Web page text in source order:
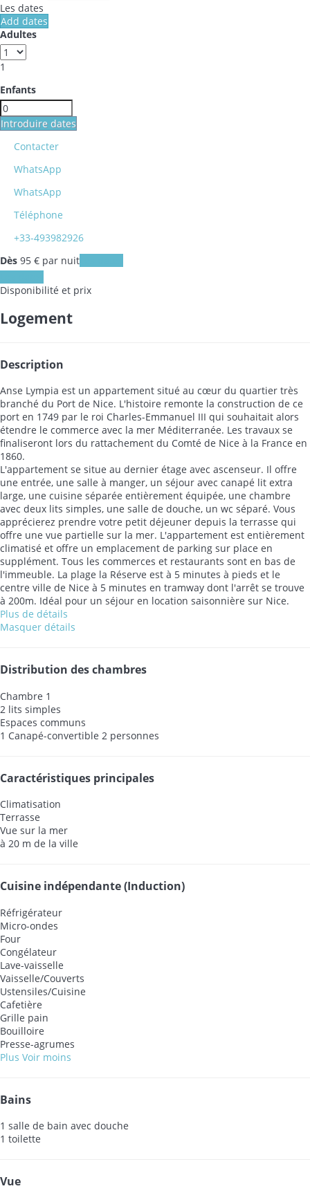
Les dates
Add dates
Adultes
1
Enfants
Introduire dates
Contacter
WhatsApp
WhatsApp
Téléphone
+33-493982926
Dès 95 € par nuit
Disponibilité et prix
Logement
Description
Anse Lympia est un appartement situé au cœur du quartier très
branché du Port de Nice. L'histoire remonte la construction de ce
port en 1749 par le roi Charles-Emmanuel III qui souhaitait alors
étendre le commerce avec la mer Méditerranée. Les travaux se
finaliseront lors du rattachement du Comté de Nice à la France en
1860.
L'appartement se situe au dernier étage avec ascenseur. Il offre
une entrée, une salle à manger, un séjour avec canapé lit extra
large, une cuisine séparée entièrement équipée, une chambre
avec deux lits simples, une salle de douche, un wc séparé. Vous
apprécierez prendre votre petit déjeuner depuis la terrasse qui
offre une vue partielle sur la mer. L'appartement est entièrement
climatisé et offre un emplacement de parking sur place en
supplément. Tous les commerces et restaurants sont en bas de
l'immeuble. La plage la Réserve est à 5 minutes à pieds et le
centre ville de Nice à 5 minutes en tramway dont l'arrêt se trouve
à 200m. Idéal pour un séjour en location saisonnière sur Nice.
Plus de détails
Masquer détails
Distribution des chambres
Chambre 1
2 lits simples
Espaces communs
1 Canapé-convertible 2 personnes
Caractéristiques principales
Climatisation
Terrasse
Vue sur la mer
à 20 m de la ville
Cuisine indépendante (Induction)
Réfrigérateur
Micro-ondes
Four
Congélateur
Lave-vaisselle
Vaisselle/Couverts
Ustensiles/Cuisine
Cafetière
Grille pain
Bouilloire
Presse-agrumes
Plus Voir moins
Bains
1 salle de bain avec douche
1 toilette
Vue